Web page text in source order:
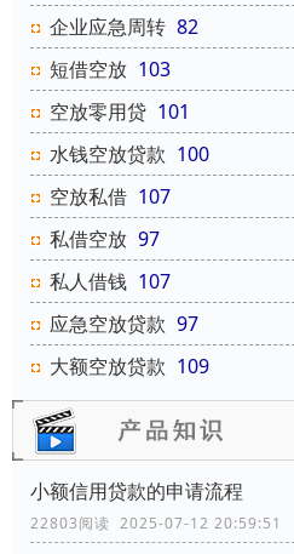
企业应急周转 82
短借空放 103
空放零用贷 101
水钱空放贷款 100
空放私借 107
私借空放 97
私人借钱 107
应急空放贷款 97
大额空放贷款 109
小额信用贷款的申请流程
22803阅读 2025-07-12 20:59:51